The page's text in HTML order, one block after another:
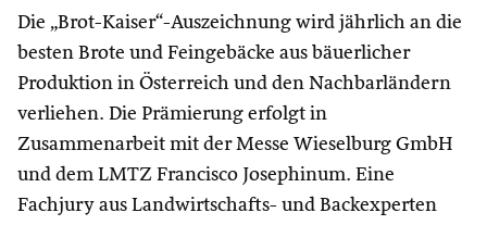
Die „Brot-Kaiser“-Auszeichnung wird jährlich an die
besten Brote und Feingebäcke aus bäuerlicher
Produktion in Österreich und den Nachbarländern
verliehen. Die Prämierung erfolgt in
Zusammenarbeit mit der Messe Wieselburg GmbH
und dem LMTZ Francisco Josephinum. Eine
Fachjury aus Landwirtschafts- und Backexperten